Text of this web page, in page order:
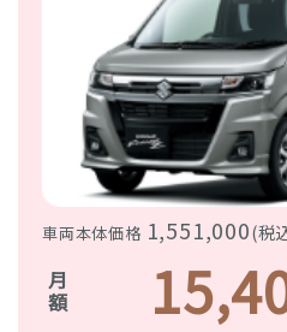
車両本体価格 1,551,000(税
月額